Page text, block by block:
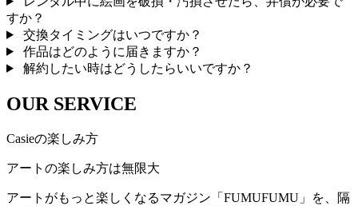
すか？
交換タイミングはいつですか？
作品はどのように届きますか？
解約したい時はどうしたらいいですか？
OUR SERVICE
Casieの楽しみ方
アートの楽しみ方は無限大
アートがもっと楽しくなるマガジン「FUMUFUMU」を、隔